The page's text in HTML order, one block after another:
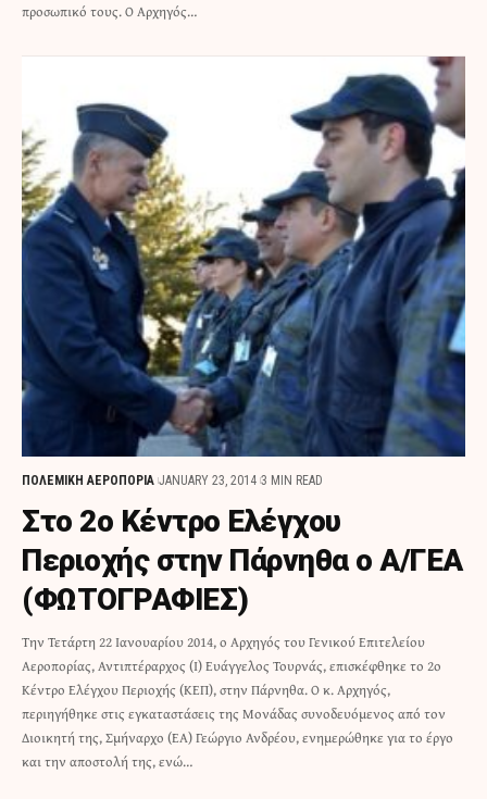
προσωπικό τους. Ο Αρχηγός…
ΠΟΛΕΜΙΚΗ ΑΕΡΟΠΟΡΙΑ JANUARY 23, 2014 3 MIN READ
Στο 2ο Κέντρο Ελέγχου
Περιοχής στην Πάρνηθα ο Α/ΓΕΑ
(ΦΩΤΟΓΡΑΦΙΕΣ)
Την Τετάρτη 22 Ιανουαρίου 2014, ο Αρχηγός του Γενικού Επιτελείου
Αεροπορίας, Αντιπτέραρχος (Ι) Ευάγγελος Τουρνάς, επισκέφθηκε το 2ο
Κέντρο Ελέγχου Περιοχής (ΚΕΠ), στην Πάρνηθα. Ο κ. Αρχηγός,
περιηγήθηκε στις εγκαταστάσεις της Μονάδας συνοδευόμενος από τον
Διοικητή της, Σμήναρχο (ΕΑ) Γεώργιο Ανδρέου, ενημερώθηκε για το έργο
και την αποστολή της, ενώ…